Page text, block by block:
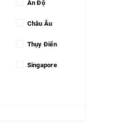
Ấn Độ
Châu Âu
Thụy Điển
Singapore